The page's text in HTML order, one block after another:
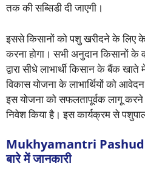
तक की सब्सिडी दी जाएगी।
इससे किसानों को पशु खरीदने के लिए
करना होगा। सभी अनुदान किसानों के
द्वारा सीधे लाभार्थी किसान के बैंक
विकास योजना के लाभार्थियों को
इस योजना को सफलतापूर्वक लागू
निवेश किया है। इस कार्यक्रम से
Mukhyamantri
बारे में जानकारी